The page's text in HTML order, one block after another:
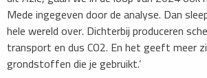
Mede ingegeven door de analyse. Dan
hele wereld over. Dichterbij produceren
transport en dus CO2. En het geeft meer
grondstoffen die je gebruikt.’